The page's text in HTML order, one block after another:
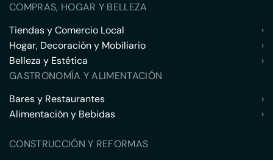
COMPRAS, HOGAR Y BELLEZA
Tiendas y Comercio Local
›
Hogar, Decoración y Mobiliario
›
Belleza y Estética
›
GASTRONOMÍA Y ALIMENTACIÓN
Bares y Restaurantes
›
Alimentación y Bebidas
›
CONSTRUCCIÓN Y REFORMAS